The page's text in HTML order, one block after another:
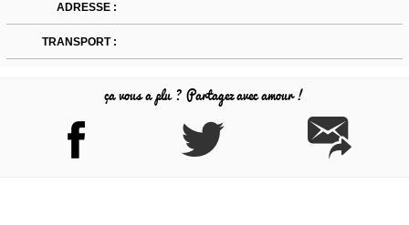
ADRESSE :
TRANSPORT :
ça vous a plu ? Partagez avec amour !